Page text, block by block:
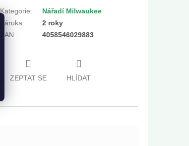
Kategorie:
Nářadí Milwaukee
Záruka:
2 roky
EAN: 4058546029883
ZEPTAT SE HLÍDAT